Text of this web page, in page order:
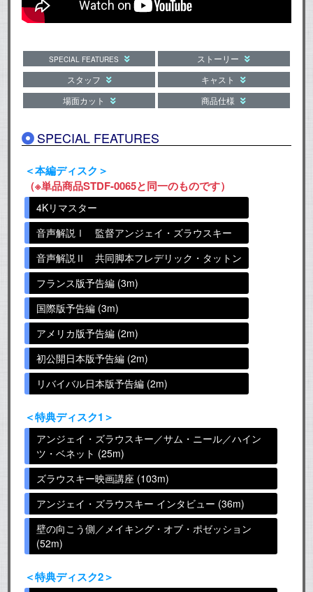
SPECIAL FEATURES
ストーリー
スタッフ
キャスト
場面カット
商品仕様
SPECIAL FEATURES
＜本編ディスク＞
（※単品商品STDF-0065と同一のものです）
4Kリマスター
音声解説Ⅰ 監督アンジェイ・ズラウスキー
音声解説Ⅱ 共同脚本フレデリック・タットン
フランス版予告編 (3m)
国際版予告編 (3m)
アメリカ版予告編 (2m)
初公開日本版予告編 (2m)
リバイバル日本版予告編 (2m)
＜特典ディスク1＞
アンジェイ・ズラウスキー／サム・ニール／ハイン
ツ・ベネット (25m)
ズラウスキー映画講座 (103m)
アンジェイ・ズラウスキー インタビュー (36m)
壁の向こう側／メイキング・オブ・ポゼッション
(52m)
＜特典ディスク2＞